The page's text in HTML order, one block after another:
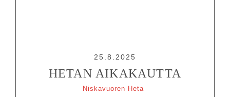
25.8.2025
HETAN AIKAKAUTTA
Niskavuoren Heta